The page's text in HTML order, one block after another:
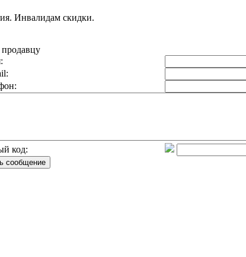
Инвалидам скидки.
код: